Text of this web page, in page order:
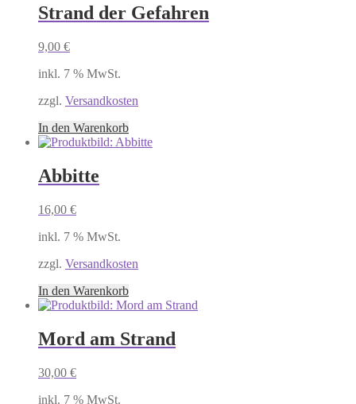
Strand der Gefahren
9,00 €
inkl. 7 % MwSt.
zzgl. Versandkosten
In den Warenkorb
Abbitte
16,00 €
inkl. 7 % MwSt.
zzgl. Versandkosten
In den Warenkorb
Mord am Strand
30,00 €
inkl. 7 % MwSt.